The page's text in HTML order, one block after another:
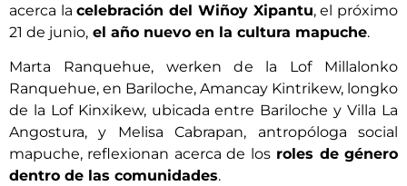
acerca lacelebración del Wiñoy Xipantu, el próximo
21 de junio, el año nuevo en la cultura mapuche.
Marta Ranquehue, werken de la Lof Millalonko
Ranquehue, en Bariloche, Amancay Kintrikew, longko
de la Lof Kinxikew, ubicada entre Bariloche y Villa La
Angostura, y Melisa Cabrapan, antropóloga social
mapuche, reflexionan acerca de losroles de género
dentro de las comunidades.